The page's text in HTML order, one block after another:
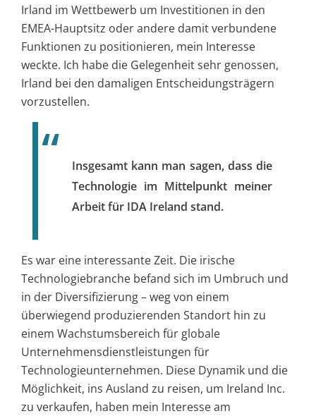
Irland im Wettbewerb um Investitionen in den
EMEA-Hauptsitz oder andere damit verbundene
Funktionen zu positionieren, mein Interesse
weckte. Ich habe die Gelegenheit sehr genossen,
Irland bei den damaligen Entscheidungsträgern
vorzustellen.
Insgesamt kann man sagen, dass die
Technologie im Mittelpunkt meiner
Arbeit für IDA Ireland stand.
Es war eine interessante Zeit. Die irische
Technologiebranche befand sich im Umbruch und
in der Diversifizierung – weg von einem
überwiegend produzierenden Standort hin zu
einem Wachstumsbereich für globale
Unternehmensdienstleistungen für
Technologieunternehmen. Diese Dynamik und die
Möglichkeit, ins Ausland zu reisen, um Ireland Inc.
zu verkaufen, haben mein Interesse am